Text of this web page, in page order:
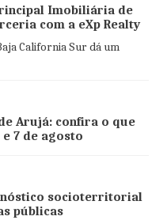
Imobiliária de
com a eXp Realty
California Sur dá um
Arujá: confira o que
7 de agosto
socioterritorial
públicas